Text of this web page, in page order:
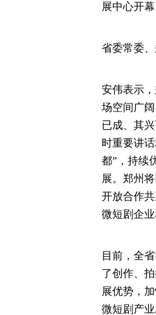
展中心开幕
省委常委
安伟表示
场空间广
已成、其
时重要讲
都”，持续
展。郑州
开放合作
微短剧企
目前，全
了创作、
展优势，
微短剧产业